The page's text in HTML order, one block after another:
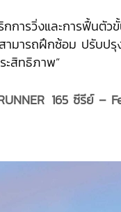
การวิ่งและการฟื้นตั
มารถฝึกซ้อม ปรับป
ะสิทธิภาพ”
165 ซีรีย์ –